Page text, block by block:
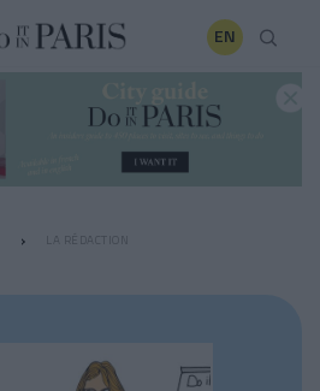
EN
LA RÉDACTION